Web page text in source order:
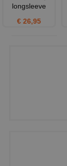
longsleeve
€ 26,95